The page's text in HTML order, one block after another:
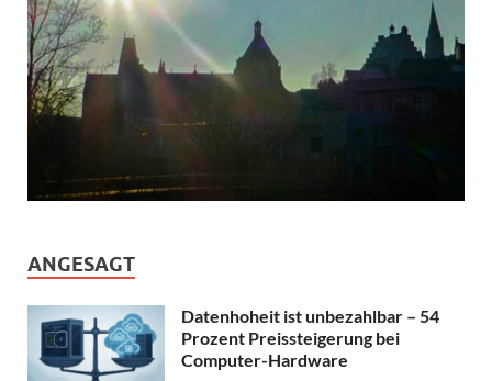
ANGESAGT
Datenhoheit ist unbezahlbar – 54
Prozent Preissteigerung bei
Computer-Hardware